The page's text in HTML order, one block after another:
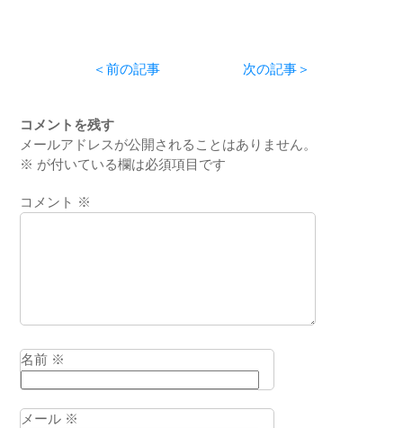
＜前の記事 次の記事＞
コメントを残す
メールアドレスが公開されることはありません。
※ が付いている欄は必須項目です
コメント ※
名前 ※
メール ※